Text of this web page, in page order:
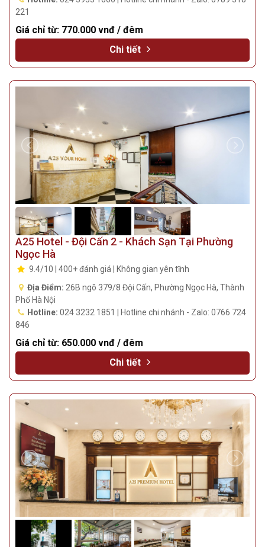
221
Giá chỉ từ: 770.000 vnđ / đêm
Chi tiết
A25 Hotel - Đội Cấn 2 - Khách Sạn Tại Phường
Ngọc Hà
9.4/10 | 400+ đánh giá | Không gian yên tĩnh
Địa Điểm: 26B ngõ 379/8 Đội Cấn, Phường Ngọc Hà, Thành
Phố Hà Nội
Hotline: 024 3232 1851 | Hotline chi nhánh - Zalo: 0766 724
846
Giá chỉ từ: 650.000 vnđ / đêm
Chi tiết